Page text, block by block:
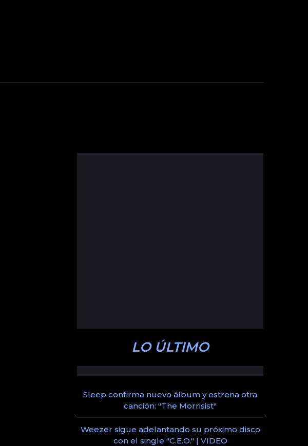
LO ÚLTIMO
Sleep confirma nuevo álbum y estrena otra
canción: "The Morrisist"
Weezer sigue adelantando su próximo disco
con el single "C.E.O." | VIDEO